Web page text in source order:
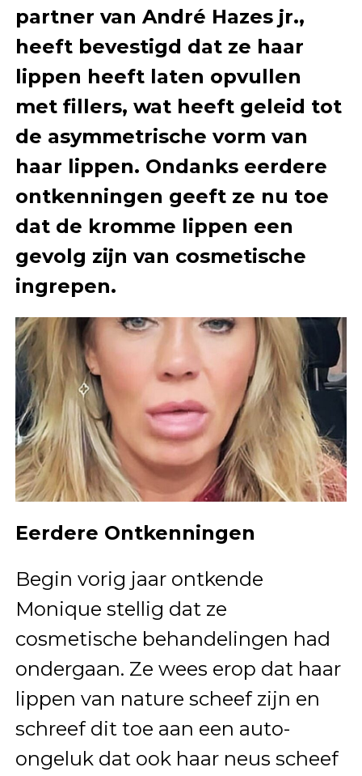
partner van André Hazes jr.,
heeft bevestigd dat ze haar
lippen heeft laten opvullen
met fillers, wat heeft geleid tot
de asymmetrische vorm van
haar lippen. Ondanks eerdere
ontkenningen geeft ze nu toe
dat de kromme lippen een
gevolg zijn van cosmetische
ingrepen.
Eerdere Ontkenningen
Begin vorig jaar ontkende
Monique stellig dat ze
cosmetische behandelingen had
ondergaan. Ze wees erop dat haar
lippen van nature scheef zijn en
schreef dit toe aan een auto-
ongeluk dat ook haar neus scheef